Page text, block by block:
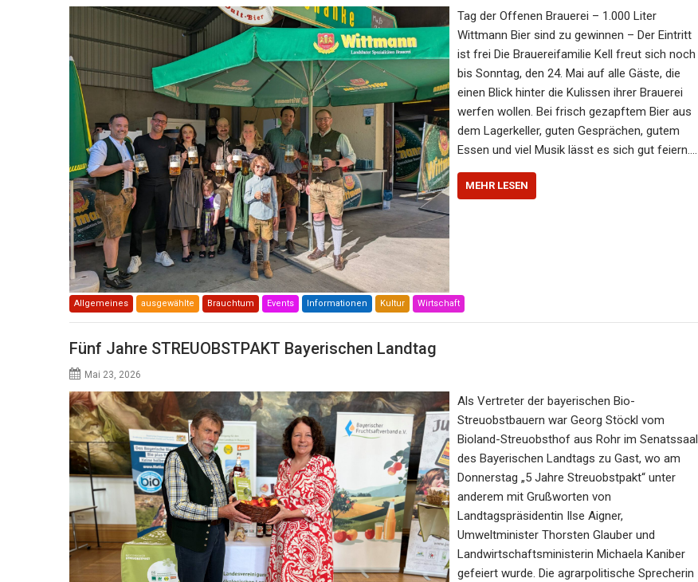
Tag der Offenen Brauerei – 1.000 Liter
Wittmann Bier sind zu gewinnen – Der Eintritt
ist frei Die Brauereifamilie Kell freut sich noch
bis Sonntag, den 24. Mai auf alle Gäste, die
einen Blick hinter die Kulissen ihrer Brauerei
werfen wollen. Bei frisch gezapftem Bier aus
dem Lagerkeller, guten Gesprächen, gutem
Essen und viel Musik lässt es sich gut feiern.…
MEHR LESEN
Allgemeines ausgewählte Brauchtum Events Informationen Kultur Wirtschaft
Fünf Jahre STREUOBSTPAKT Bayerischen Landtag
Mai 23, 2026
Als Vertreter der bayerischen Bio-
Streuobstbauern war Georg Stöckl vom
Bioland-Streuobsthof aus Rohr im Senatssaal
des Bayerischen Landtags zu Gast, wo am
Donnerstag „5 Jahre Streuobstpakt“ unter
anderem mit Grußworten von
Landtagspräsidentin Ilse Aigner,
Umweltminister Thorsten Glauber und
Landwirtschaftsministerin Michaela Kaniber
gefeiert wurde. Die agrarpolitische Sprecherin